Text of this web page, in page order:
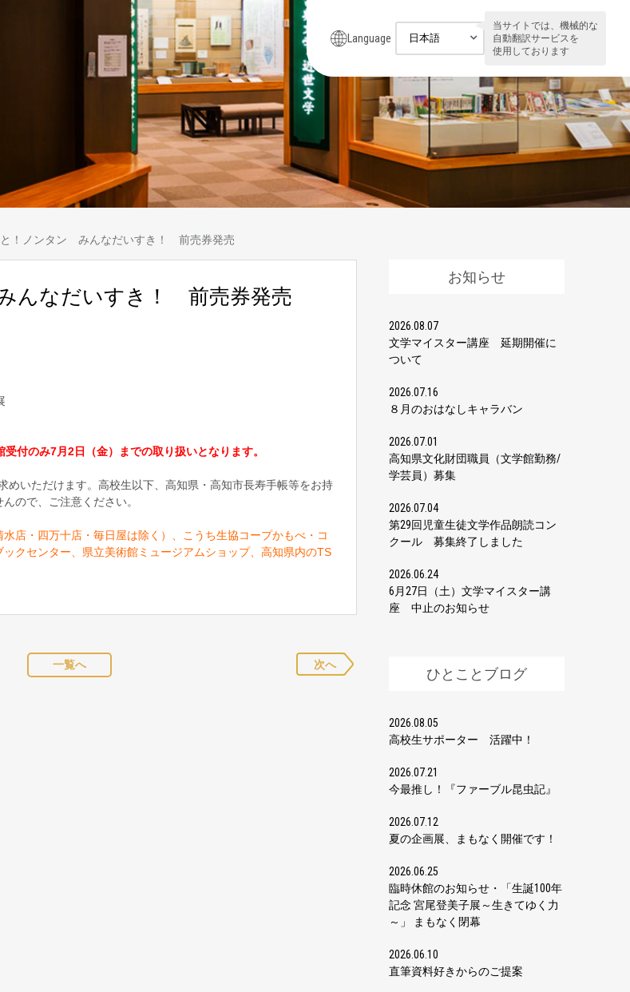
Language
当サイトでは、機械的な
自動翻訳サービスを
使用しております
と！ノンタン みんなだいすき！ 前売券発売
んなだいすき！ 前売券発売
付のみ7月2日（金）までの取り扱いとなります。
めいただけます。高校生以下、高知県・高知市長寿手帳等をお持
ので、ご注意ください。
水店・四万十店・毎日屋は除く）、こうち生協コープかもべ・コ
クセンター、 県立美術館ミュージアムショップ、高知県内のTS
一覧へ 次へ
お知らせ
2026.08.07
文学マイスター講座 延期開催に
ついて
2026.07.16
８月のおはなしキャラバン
2026.07.01
高知県文化財団職員（文学館勤務/
学芸員）募集
2026.07.04
第29回児童生徒文学作品朗読コン
クール 募集終了しました
2026.06.24
6月27日（土）文学マイスター講
座 中止のお知らせ
ひとことブログ
2026.08.05
高校生サポーター 活躍中！
2026.07.21
今最推し！『ファーブル昆虫記』
2026.07.12
夏の企画展、まもなく開催です！
2026.06.25
臨時休館のお知らせ・「生誕100年
記念 宮尾登美子展～生きてゆく力
～」 まもなく閉幕
2026.06.10
直筆資料好きからのご提案